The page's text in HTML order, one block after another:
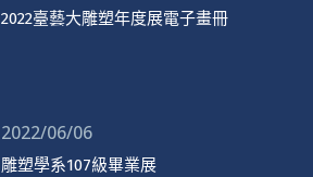
2022臺藝大雕塑年度展電子畫冊
2022/06/06
雕塑學系107級畢業展